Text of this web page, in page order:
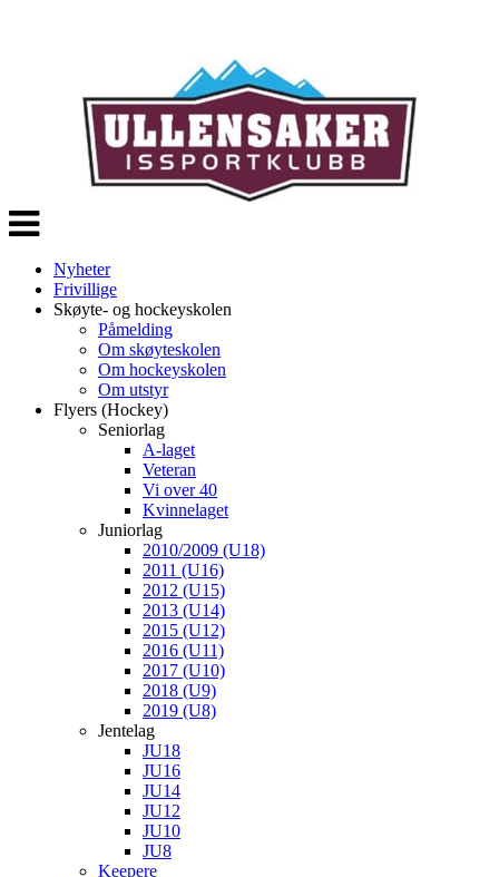
Veksle
navigasjon
Nyheter
Frivillige
Skøyte- og hockeyskolen
Påmelding
Om skøyteskolen
Om hockeyskolen
Om utstyr
Flyers (Hockey)
Seniorlag
A-laget
Veteran
Vi over 40
Kvinnelaget
Juniorlag
2010/2009 (U18)
2011 (U16)
2012 (U15)
2013 (U14)
2015 (U12)
2016 (U11)
2017 (U10)
2018 (U9)
2019 (U8)
Jentelag
JU18
JU16
JU14
JU12
JU10
JU8
Keepere